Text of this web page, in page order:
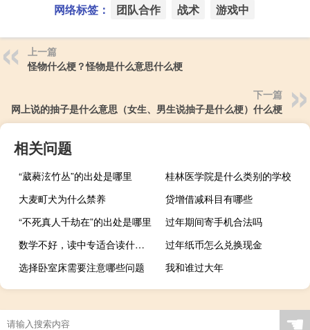
网络标签： 团队合作 战术 游戏中
上一篇
怪物什么梗？怪物是什么意思什么梗
下一篇
网上说的抽子是什么意思（女生、男生说抽子是什么梗）什么梗
相关问题
“葳蕤泫竹丛”的出处是哪里
桂林医学院是什么类别的学校
大麦町犬为什么禁养
贷增借减科目有哪些
“不死真人千劫在”的出处是哪里
过年期间寄手机合法吗
数学不好，读中专适合读什么样的专业
过年纸币怎么兑换现金
选择卧室床需要注意哪些问题
我和谁过大年
☚